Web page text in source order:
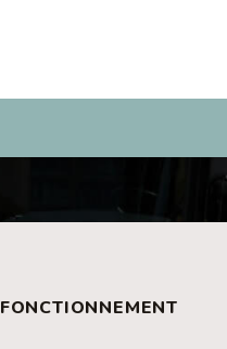
FONCTIONNEMENT